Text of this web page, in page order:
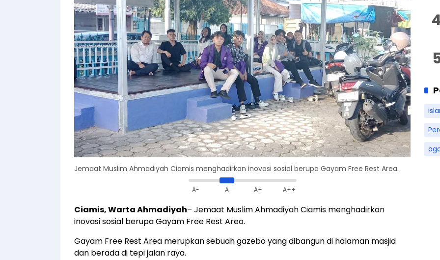
Jemaat Muslim Ahmadiyah Ciamis menghadirkan inovasi sosial berupa Gayam Free Rest Area.
A- A A+ A++
Ciamis, Warta Ahmadiyah– Jemaat Muslim Ahmadiyah Ciamis menghadirkan
inovasi sosial berupa Gayam Free Rest Area.
Gayam Free Rest Area merupkan sebuah gazebo yang dibangun di halaman masjid
dan berada di tepi jalan raya.